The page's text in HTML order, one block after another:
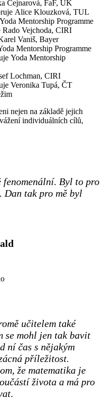
Cejnarová, FaF, UK
Alice Klouzková, TUL
Mentorship Programme
Rado Vejchoda, CIRI
Vaniš, Bayer
Mentorship Programme
Yoda Mentorship
Lochman, CIRI
Veronika Tupá, ČT
nejen na základě jejich
individuálních cílů,
Byl to pro
Dan tak pro mě byl
učitelem také
se mohl jen tak bavit
ní čas s nějakým
příležitost.
že matematika je
života a má pro
.